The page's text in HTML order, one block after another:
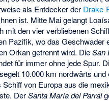
als Entdecker der Drake-
ist. Mitte Mai gelangt
mit den vier verbliebenen
Pazifik, wo das Geschwader
Orkan getrennt wird. DieSan
für immer ohne jede Spur.
segelt 10.000 km nordwärts und
Schiff von Europa aus die
DerSanta María del Parral